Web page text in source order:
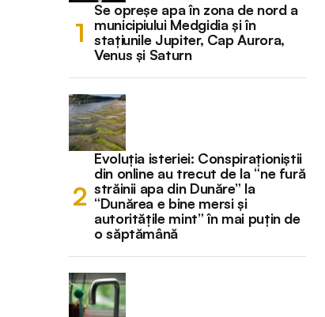
Se opreșe apa în zona de nord a
municipiului Medgidia și în
stațiunile Jupiter, Cap Aurora,
Venus și Saturn
Evoluția isteriei: Conspiraționiștii
din online au trecut de la “ne fură
străinii apa din Dunăre” la
“Dunărea e bine mersi și
autoritățile mint” în mai puțin de
o săptămână